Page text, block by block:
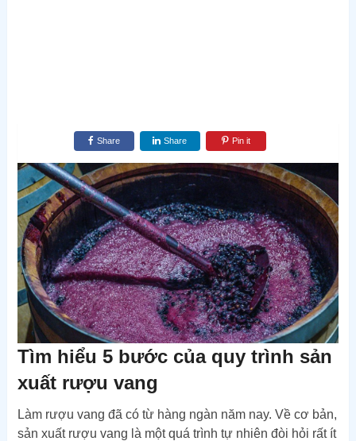
Share Share Pin it
Tìm hiểu 5 bước của quy trình sản
xuất rượu vang
Làm rượu vang đã có từ hàng ngàn năm nay. Về cơ bản,
sản xuất rượu vang là một quá trình tự nhiên đòi hỏi rất ít